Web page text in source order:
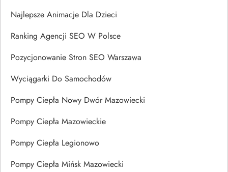
Najlepsze Animacje Dla Dzieci
Ranking Agencji SEO W Polsce
Pozycjonowanie Stron SEO Warszawa
Wyciągarki Do Samochodów
Pompy Ciepła Nowy Dwór Mazowiecki
Pompy Ciepła Mazowieckie
Pompy Ciepła Legionowo
Pompy Ciepła Mińsk Mazowiecki